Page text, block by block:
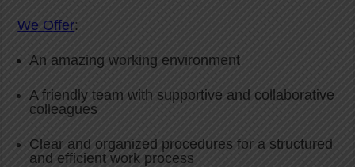
We Offer:
An amazing working environment
A friendly team with supportive and collaborative
colleagues
Clear and organized procedures for a structured
and efficient work process